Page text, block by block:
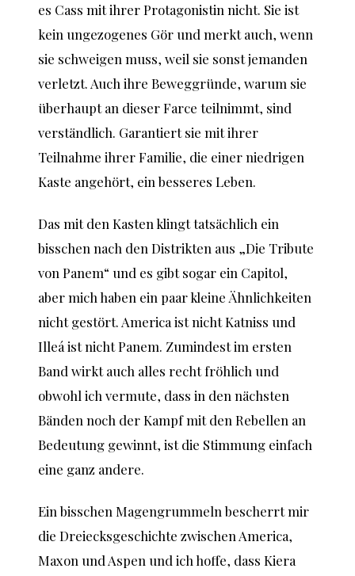
es Cass mit ihrer Protagonistin nicht. Sie ist
kein ungezogenes Gör und merkt auch, wenn
sie schweigen muss, weil sie sonst jemanden
verletzt. Auch ihre Beweggründe, warum sie
überhaupt an dieser Farce teilnimmt, sind
verständlich. Garantiert sie mit ihrer
Teilnahme ihrer Familie, die einer niedrigen
Kaste angehört, ein besseres Leben.
Das mit den Kasten klingt tatsächlich ein
bisschen nach den Distrikten aus „Die Tribute
von Panem“ und es gibt sogar ein Capitol,
aber mich haben ein paar kleine Ähnlichkeiten
nicht gestört. America ist nicht Katniss und
Illeá ist nicht Panem. Zumindest im ersten
Band wirkt auch alles recht fröhlich und
obwohl ich vermute, dass in den nächsten
Bänden noch der Kampf mit den Rebellen an
Bedeutung gewinnt, ist die Stimmung einfach
eine ganz andere.
Ein bisschen Magengrummeln bescherrt mir
die Dreiecksgeschichte zwischen America,
Maxon und Aspen und ich hoffe, dass Kiera